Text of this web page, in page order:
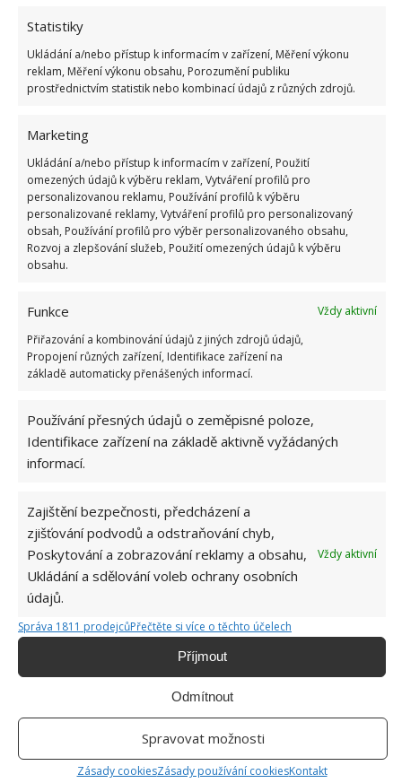
Statistiky
Ukládání a/nebo přístup k informacím v zařízení, Měření výkonu
reklam, Měření výkonu obsahu, Porozumění publiku
prostřednictvím statistik nebo kombinací údajů z různých zdrojů.
Marketing
Ukládání a/nebo přístup k informacím v zařízení, Použití
omezených údajů k výběru reklam, Vytváření profilů pro
personalizovanou reklamu, Používání profilů k výběru
personalizované reklamy, Vytváření profilů pro personalizovaný
obsah, Používání profilů pro výběr personalizovaného obsahu,
Rozvoj a zlepšování služeb, Použití omezených údajů k výběru
obsahu.
Funkce
Vždy aktivní
Přiřazování a kombinování údajů z jiných zdrojů údajů,
Propojení různých zařízení, Identifikace zařízení na
základě automaticky přenášených informací.
Používání přesných údajů o zeměpisné poloze,
Identifikace zařízení na základě aktivně vyžádaných
informací.
Zajištění bezpečnosti, předcházení a
zjišťování podvodů a odstraňování chyb,
Poskytování a zobrazování reklamy a obsahu,
Ukládání a sdělování voleb ochrany osobních
údajů.
Vždy aktivní
Správa 1811 prodejcůPřečtěte si více o těchto účelech
Příjmout
Odmítnout
Spravovat možnosti
Zásady cookiesZásady používání cookiesKontakt
ALOBAL ČIŠTĚNÍ DOMÁCÍ ČISTIČE
PŘÍBORY
KOMENTOVAT
Hana Musilová
Do redakce Bydlimeutulne.cz se
přidala během svých studií a práce
redaktorky ji tak nadchla, že se
Vodního kamene se zbavíte bez špetky námahy
díky domácím ingrediencím, které má každý ve
Méně známé čisticí prostředky, které pomohou
v domácnosti. Efektivní a zároveň ekonomické